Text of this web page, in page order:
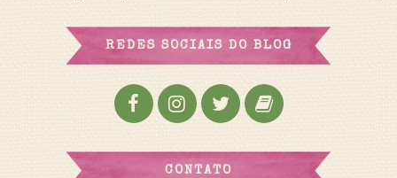
REDES SOCIAIS DO BLOG
CONTATO